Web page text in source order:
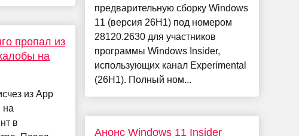
пропал из
на
из App
на
в
предварительную сборку Windows
11 (версия 26H1) под номером
28120.2630 для участников
программы Windows Insider,
использующих канал Experimental
(26H1). Полный ном...
Анонс Windows 11 Insider